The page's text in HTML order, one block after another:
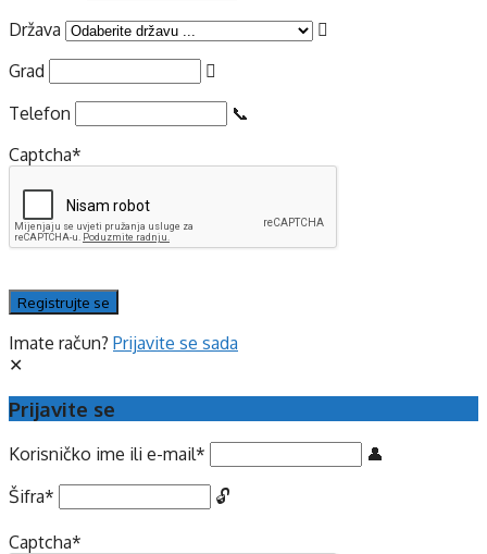
Država
Grad
Telefon
Captcha*
Imate račun? Prijavite se sada
Prijavite se
Korisničko ime ili e-mail*
Šifra*
Captcha*